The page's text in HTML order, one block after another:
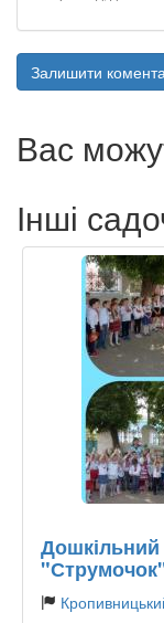
Залишити
Вас
Інші